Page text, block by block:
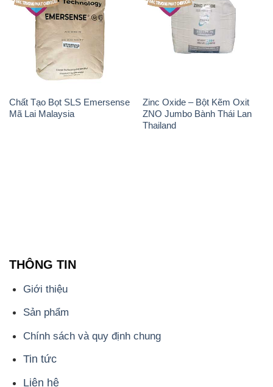
Chất Tạo Bọt SLS Emersense
Mã Lai Malaysia
Zinc Oxide – Bột Kẽm Oxit
ZNO Jumbo Bành Thái Lan
Thailand
THÔNG TIN
Giới thiệu
Sản phẩm
Chính sách và quy định chung
Tin tức
Liên hệ